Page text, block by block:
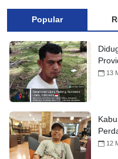
Popular
13
12